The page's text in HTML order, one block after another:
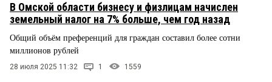
В Омской области бизнесу и физлицам начислен
земельный налог на 7% больше, чем год назад
Общий объём преференций для граждан составил более сотни
миллионов рублей
28 июля 2025 11:32 1 1559